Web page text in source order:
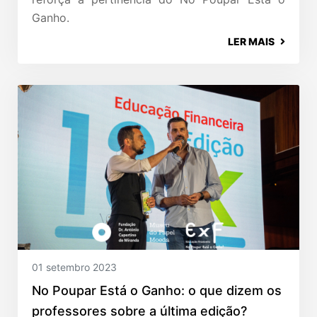
Ganho.
LER MAIS
01 setembro 2023
No Poupar Está o Ganho: o que dizem os
professores sobre a última edição?